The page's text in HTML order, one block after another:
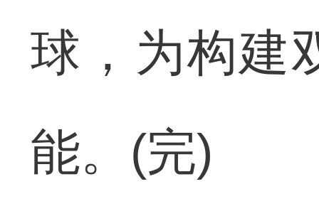
球，为构建
能。(完)